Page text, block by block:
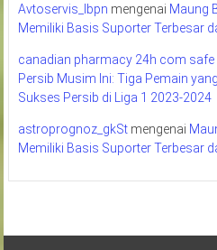
Avtoservis_lbpn mengenai Maung
Memiliki Basis Suporter Terbesar
canadian pharmacy 24h com safe
Persib Musim Ini: Tiga Pemain
Sukses Persib di Liga 1 2023-2024
astroprognoz_gkStmengenai
Memiliki Basis Suporter Terbesar